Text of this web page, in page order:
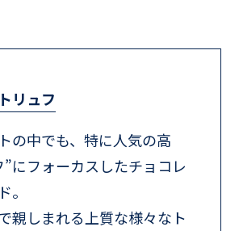
リュフ
の中でも、特に人気の高
”にフォーカスしたチョコレ
。
親しまれる上質な様々なト